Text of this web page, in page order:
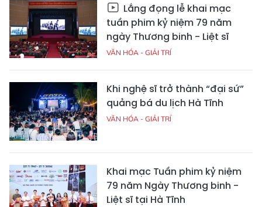
Lắng đọng lễ khai mạc
tuần phim kỷ niệm 79 năm
ngày Thương binh - Liệt sĩ
VĂN HÓA - GIẢI TRÍ
Khi nghệ sĩ trở thành “đại sứ”
quảng bá du lịch Hà Tĩnh
VĂN HÓA - GIẢI TRÍ
Khai mạc Tuần phim kỷ niệm
79 năm Ngày Thương binh -
Liệt sĩ tại Hà Tĩnh